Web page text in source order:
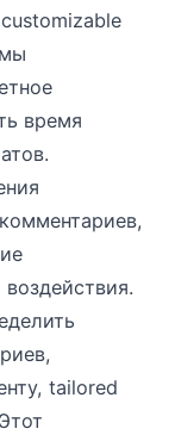
время
tailored